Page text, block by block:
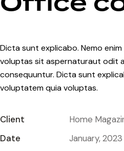
Dicta sunt explicabo. Nemo
voluptas sit aspernaturaut odit
consequuntur. Dicta sunt
voluptatem quia voluptas.
Client
Home
Date
January, 2023